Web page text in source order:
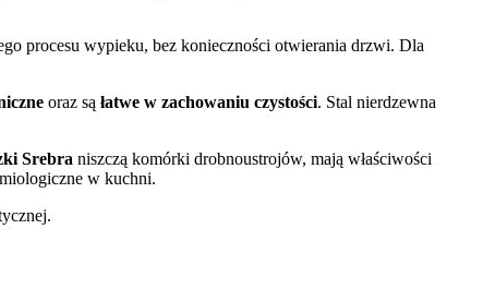
procesu wypieku, bez konieczności otwierania drzwi. Dla
oraz są łatwe w zachowaniu czystości. Stal nierdzewna
Srebra niszczą komórki drobnoustrojów, mają właściwości
w kuchni.